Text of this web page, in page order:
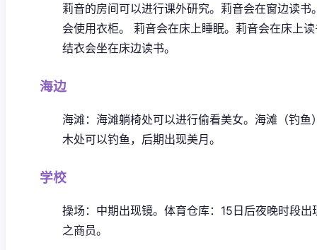
莉音的房间可以进行课外研究。 莉音会在窗边读书
会使用衣柜。
莉音会在床上睡眠。 莉音会在床上
结衣会坐在床边读书。
海边
海滩：海滩躺椅处可以进行偷看美女。 海滩（钓鱼
木处可以钓鱼，后期出现美月。
学校
操场：中期出现镜。 体育仓库：15日后夜晚时段出
之商员。